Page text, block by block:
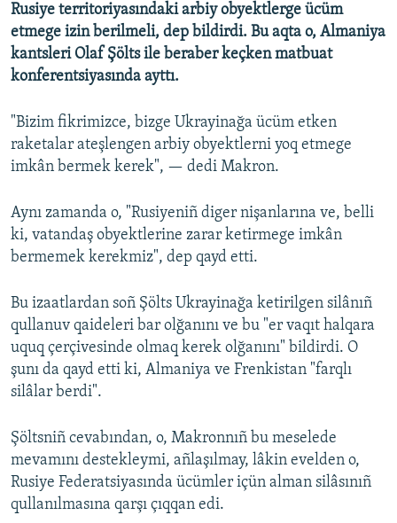
RFE/RS bütün saytları
Rusiye territoriyasındaki arbiy obyektlerge ücüm
etmege izin berilmeli, dep bildirdi. Bu aqta o, Almaniya
kantsleri Olaf Şölts ile beraber keçken matbuat
konferentsiyasında ayttı.
"Bizim fikrimizce, bizge Ukrayinağa ücüm etken
raketalar ateşlengen arbiy obyektlerni yoq etmege
imkân bermek kerek", — dedi Makron.
Aynı zamanda o, "Rusiyeniñ diger nişanlarına ve, belli
ki, vatandaş obyektlerine zarar ketirmege imkân
bermemek kerekmiz", dep qayd etti.
Bu izaatlardan soñ Şölts Ukrayinağa ketirilgen silânıñ
qullanuv qaideleri bar olğanını ve bu "er vaqıt halqara
uquq çerçivesinde olmaq kerek olğanını" bildirdi. O
şunı da qayd etti ki, Almaniya ve Frenkistan "farqlı
silâlar berdi".
Şöltsniñ cevabından, o, Makronnıñ bu meselede
mevamını destekleymi, añlaşılmay, lâkin evelden o,
Rusiye Federatsiyasında ücümler içün alman silâsınıñ
qullanılmasına qarşı çıqqan edi.